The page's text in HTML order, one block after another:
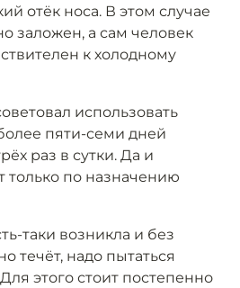
отёк носа. В этом случае
заложен, а сам человек
к холодному
использовать
пяти-семи дней
раз в сутки. Да и
только по назначению
таки возникла и без
течёт, надо пытаться
этого стоит постепенно